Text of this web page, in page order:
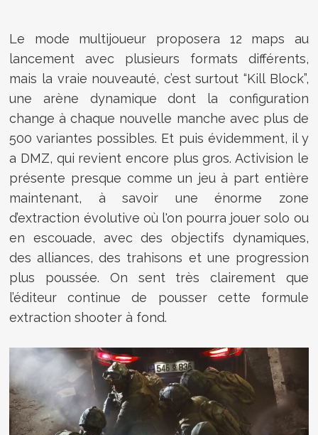
Le mode multijoueur proposera 12 maps au
lancement avec plusieurs formats différents,
mais la vraie nouveauté, c’est surtout “Kill Block”,
une arène dynamique dont la configuration
change à chaque nouvelle manche avec plus de
500 variantes possibles. Et puis évidemment, il y
a DMZ, qui revient encore plus gros. Activision le
présente presque comme un jeu à part entière
maintenant, à savoir une énorme zone
d’extraction évolutive où l'on pourra jouer solo ou
en escouade, avec des objectifs dynamiques,
des alliances, des trahisons et une progression
plus poussée. On sent très clairement que
l’éditeur continue de pousser cette formule
extraction shooter à fond.